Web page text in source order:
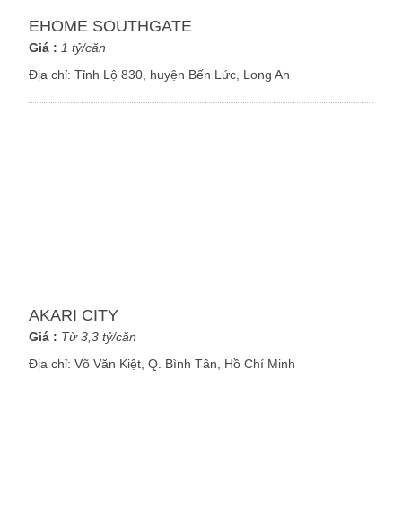
EHOME SOUTHGATE
Giá : 1 tỷ/căn
Địa chỉ:Tỉnh Lộ 830, huyện Bến Lức, Long An
AKARI CITY
Giá : Từ 3,3 tỷ/căn
Địa chỉ:Võ Văn Kiệt, Q. Bình Tân, Hồ Chí Minh